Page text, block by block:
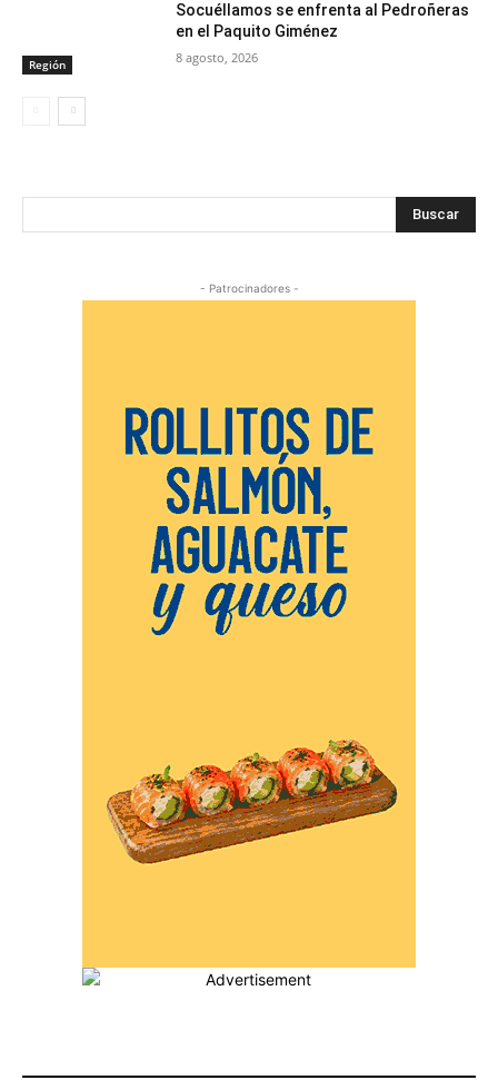
Región
Socuéllamos se enfrenta al Pedroñeras
en el Paquito Giménez
8 agosto, 2026
Buscar
- Patrocinadores -